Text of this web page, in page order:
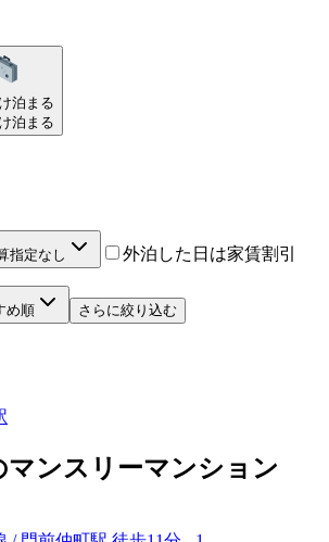
泊まる
泊まる
指定なし 外泊した日は家賃割引
め順 さらに絞り込む
マンスリーマンション